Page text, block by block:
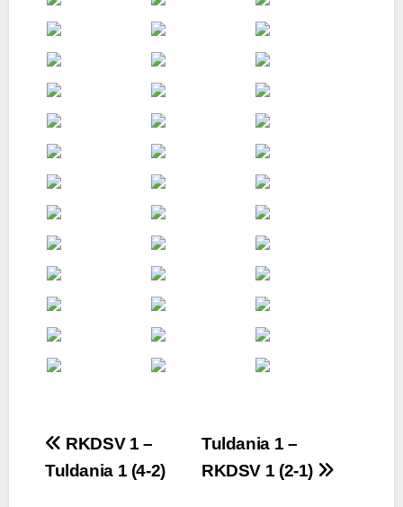
Bericht
navigatie
Tuldania 1 –
RKDSV 1 (2-1)
RKDSV 1 –
Tuldania 1 (4-2)